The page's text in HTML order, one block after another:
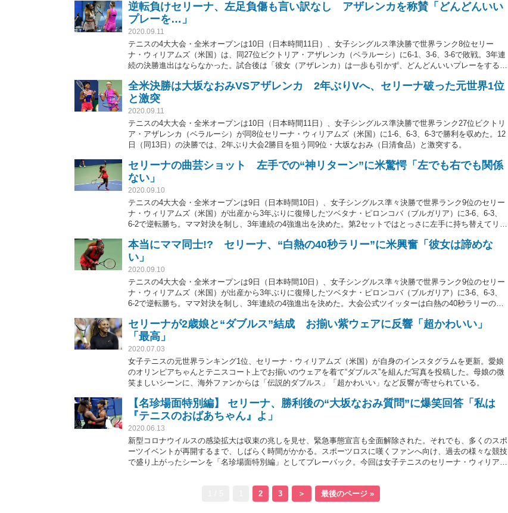
逆転負けセリーナ、左足負傷も言い訳なし アザレンカを称賛「どんどんいい
プレーを…」
2020.09.11
テニスの4大大会・全米オープンは10日（日本時間11日）、女子シングルス準決勝で世界ランク8位セリー
ナ・ウィリアムズ（米国）は、同27位ビクトリア・アザレンカ（ベラルーシ）に6-1、3-6、3-6で敗戦。3年連
続の決勝進出はならなかった。試合後は「彼女（アザレンカ）は一歩も引かず、どんどんいいプレーをするよ
全米決勝は大坂なおみVSアザレンカ 2年ぶりVへ、セリーナ破った元世界1位
と激突
2020.09.11
テニスの4大大会・全米オープンは10日（日本時間11日）、女子シングルス準決勝で世界ランク27位ビクトリ
ア・アザレンカ（ベラルーシ）が同8位セリーナ・ウィリアムズ（米国）に1-6、6-3、6-3で勝利を収めた。12
日（同13日）の決勝では、2年ぶり大会2勝目を狙う同9位・大坂なおみ（日清食品）と激突する。
セリーナの曲芸ショット 左手での“神リターン”に米驚愕「左でも右でも関係
ない」
2020.09.10
テニスの4大大会・全米オープンは9日（日本時間10日）、女子シングルス準々決勝で世界ランク9位のセリー
ナ・ウィリアムズ（米国）が出産から3年ぶりに復帰したツベタナ・ピロンコバ（ブルガリア）に3-6、6-3、
6-2で逆転勝ち。ママ対決を制し、3年連続の4強進出を決めた。第2セットではとっさに左手に持ち替えてリタ
係ない」などと驚きを誘っている。
本当にママ同士!? セリーナ、“白熱の40秒ラリー”に米興奮「彼女は諦めな
い」
2020.09.10
テニスの4大大会・全米オープンは9日（日本時間10日）、女子シングルス準々決勝で世界ランク9位のセリー
ナ・ウィリアムズ（米国）が出産から3年ぶりに復帰したツベタナ・ピロンコバ（ブルガリア）に3-6、6-3、
6-2で逆転勝ち。ママ対決を制し、3年連続の4強進出を決めた。大会公式ツイッターは白熱の40秒ラリーの
セリーナが2歳娘と“ダブルス”結成 お揃い紫ウェアに反響「超かわいい」
「最高」
2020.07.03
女子テニスの元世界ランキング1位、セリーナ・ウィリアムズ（米国）が自身のインスタグラムを更新。愛娘
のオリンピアちゃんとテニスコート上でお揃いのウェアを着て“ダブルス”を組んだ写真を投稿した。母娘の微
笑ましいシーンに、海外ファンからは「伝説的ダブルス」「超かわいい」など反響が寄せられている。
【名珍場面特別編】 セリーナ、勝利後の“大坂なおみ質問”に爆笑回答「私は
『テニスのおばあちゃん』よ」
2020.06.13
新型コロナウイルスの感染拡大は収束の兆しを見せ、緊急事態宣言も全面解除された。それでも、多くのスポ
ーツイベントが再開するまで、しばらく時間がかかる。スポーツロスに嘆くファンへ向け、過去の様々な競技
で盛り上がったシーンを「名珍場面特別編」としてプレーバック。今回は女子テニスのセリーナ・ウィリアム
ーで「私は『テニスのおばあちゃん』よ」と回答し、会場の笑いを誘っていた。
2 3 ＞ 最後のページ »